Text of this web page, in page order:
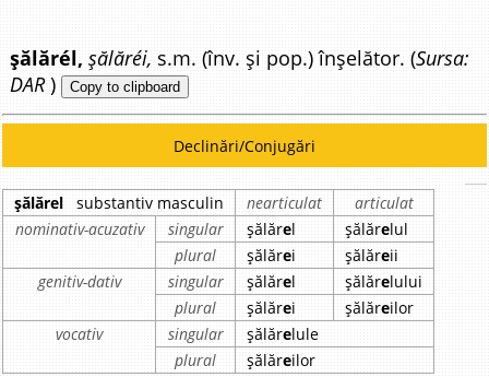
șălărél, șălăréi, s.m. (înv. și pop.) înșelător. (Sursa:
DAR) Copy to clipboard
Declinări/Conjugări
șălărel substantiv masculin nearticulat
articulat
nominativ-acuzativ
singular șălărel șălărelul
plural
șălărei șălăreii
genitiv-dativ
singular șălărel șălărelului
plural
șălărei șălăreilor
vocativ
singular șălărelule
plural
șălăreilor